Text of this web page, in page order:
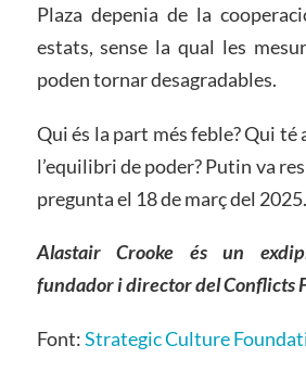
Plaza depenia de la
estats, sense la qual les
poden tornar desagradables.
Qui és la part més feble? Qui té
l’equilibri de poder? Putin va
pregunta el 18 de març del 2025.
Alastair Crooke és un ex
fundador i director del Conflicts
Font:Strategic Culture